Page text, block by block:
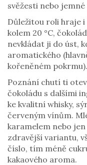
svěžesti nebo jemné
Důležitou roli hraje
kolem 20 °C,
nevkládat ji do úst,
aromatického
kořeněném pokrmu).
Poznání chutí ti
čokoládu s dalšími
ke kvalitní whisky,
červeným vínům.
karamelem nebo
zdravější variantu,
číslo, tím méně
kakaového aroma.